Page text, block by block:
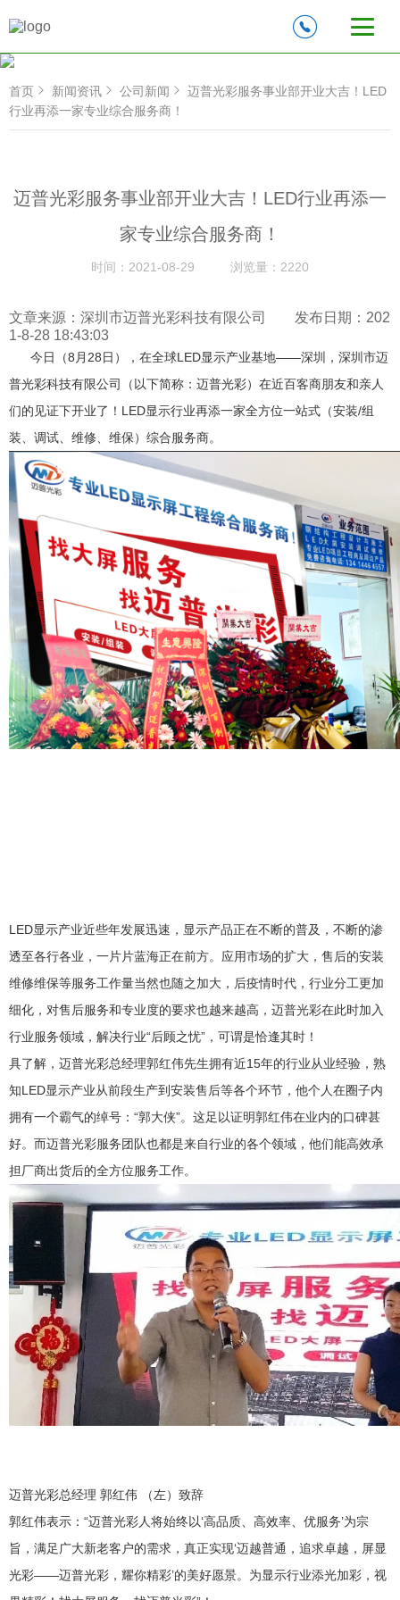
首页 新闻资讯 公司新闻
迈普光彩服务事业部开业大吉！LED
行业再添一家专业综合服务商！
迈普光彩服务事业部开业大吉！LED行业再添一
家专业综合服务商！
时间： 2021-08-29 浏览量： 2220
文章来源：深圳市迈普光彩科技有限公司 发布日期：202
1-8-28 18:43:03
今日（8月28日），在全球LED显示产业基地——深圳，深圳市迈
普光彩科技有限公司（以下简称：迈普光彩）在近百客商朋友和亲人
们的见证下开业了！LED显示行业再添一家全方位一站式（安装/组
装、调试、维修、维保）综合服务商。
LED显示产业近些年发展迅速，显示产品正在不断的普及，不断的渗
透至各行各业，一片片蓝海正在前方。应用市场的扩大，售后的安装
维修维保等服务工作量当然也随之加大，后疫情时代，行业分工更加
细化，对售后服务和专业度的要求也越来越高，迈普光彩在此时加入
行业服务领域，解决行业“后顾之忧”，可谓是恰逢其时！
具了解，迈普光彩总经理郭红伟先生拥有近15年的行业从业经验，熟
知LED显示产业从前段生产到安装售后等各个环节，他个人在圈子内
拥有一个霸气的绰号：“郭大侠”。这足以证明郭红伟在业内的口碑甚
好。而迈普光彩服务团队也都是来自行业的各个领域，他们能高效承
担厂商出货后的全方位服务工作。
迈普光彩总经理 郭红伟 （左）致辞
郭红伟表示：“迈普光彩人将始终以‘高品质、高效率、优服务’为宗
旨，满足广大新老客户的需求，真正实现‘迈越普通，追求卓越，屏显
光彩——迈普光彩，耀你精彩’的美好愿景。为显示行业添光加彩，视